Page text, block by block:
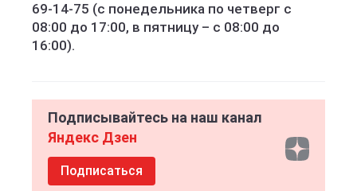
69-14-75 (с понедельника по четверг с
08:00 до 17:00, в пятницу – с 08:00 до
16:00).
Подписывайтесь на наш канал
Яндекс Дзен
Подписаться